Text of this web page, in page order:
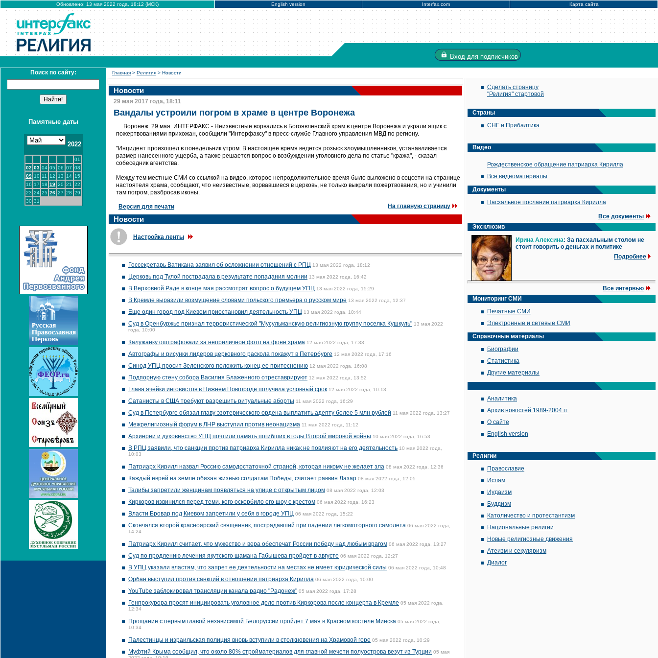
Обновлено: 13 мая 2022 года, 18:12 (МСК) English version Interfax.com Карта сайта
Вход для подписчиков
Поиск по сайту:
Памятные даты
2022
01
02 03 04 05 06 07 08
09 10 11 12 13 14 15
16 17 18 19 20 21
22
23 24 25 26 27 28 29
30 31
Главная > Религия > Новости
Новости
29 мая 2017 года, 18:11
Вандалы устроили погром в храме в центре Воронежа
Воронеж. 29 мая. ИНТЕРФАКС - Неизвестные ворвались в Богоявленский храм в центре Воронежа и украли ящик с
пожертвованиями прихожан, сообщили "Интерфаксу" в пресс-службе Главного управления МВД по региону.
"Инцидент произошел в понедельник утром. В настоящее время ведется розыск злоумышленников, устанавливается
размер нанесенного ущерба, а также решается вопрос о возбуждении уголовного дела по статье "кража", - сказал
собеседник агентства.
Между тем местные СМИ со ссылкой на видео, которое непродолжительное время было выложено в соцсети на странице
настоятеля храма, сообщают, что неизвестные, ворвавшиеся в церковь, не только выкрали пожертвования, но и учинили
там погром, разбросав иконы.
Версия для печати На главную страницу
Новости
Настройка ленты
Госсекретарь Ватикана заявил об осложнении отношений с РПЦ 13 мая 2022 года, 18:12
Церковь под Тулой пострадала в результате попадания молнии 13 мая 2022 года, 16:42
В Верховной Раде в конце мая рассмотрят вопрос о будущем УПЦ 13 мая 2022 года, 15:29
В Кремле выразили возмущение словами польского премьера о русском мире 13 мая 2022 года, 12:37
Еще один город под Киевом приостановил деятельность УПЦ 13 мая 2022 года, 10:44
Суд в Оренбуржье признал террористической "Мусульманскую религиозную группу поселка Кушкуль" 13 мая 2022
года, 10:00
Калужанку оштрафовали за неприличное фото на фоне храма 12 мая 2022 года, 17:33
Автографы и рисунки лидеров церковного раскола покажут в Петербурге 12 мая 2022 года, 17:16
Синод УПЦ просит Зеленского положить конец ее притеснению 12 мая 2022 года, 16:08
Подпорную стену собора Василия Блаженного отреставрируют 12 мая 2022 года, 13:52
Глава ячейки иеговистов в Нижнем Новгороде получила условный срок 12 мая 2022 года, 10:13
Сатанисты в США требуют разрешить ритуальные аборты 11 мая 2022 года, 16:29
Суд в Петербурге обязал главу эзотерического ордена выплатить адепту более 5 млн рублей 11 мая 2022 года, 13:27
Межрелигиозный форум в ЛНР выступил против неонацизма 11 мая 2022 года, 11:12
Архиереи и духовенство УПЦ почтили память погибших в годы Второй мировой войны 10 мая 2022 года, 16:53
В РПЦ заявили, что санкции против патриарха Кирилла никак не повлияют на его деятельность 10 мая 2022 года,
10:03
Патриарх Кирилл назвал Россию самодостаточной страной, которая никому не желает зла 08 мая 2022 года, 12:36
Каждый еврей на земле обязан жизнью солдатам Победы, считает раввин Лазар 08 мая 2022 года, 12:05
Талибы запретили женщинам появляться на улице с открытым лицом 08 мая 2022 года, 12:03
Киркоров извинился перед теми, кого оскорбило его шоу с крестом 06 мая 2022 года, 16:23
Власти Бровар под Киевом запретили у себя в городе УПЦ 06 мая 2022 года, 15:22
Скончался второй красноярский священник, пострадавший при падении легкомоторного самолета 06 мая 2022 года,
14:24
Патриарх Кирилл считает, что мужество и вера обеспечат России победу над любым врагом 06 мая 2022 года, 13:27
Суд по продлению лечения якутского шамана Габышева пройдет в августе 06 мая 2022 года, 12:27
В УПЦ указали властям, что запрет ее деятельности на местах не имеет юридической силы 06 мая 2022 года, 10:48
Орбан выступил против санкций в отношении патриарха Кирилла 06 мая 2022 года, 10:00
YouTube заблокировал трансляции канала радио "Радонеж" 05 мая 2022 года, 17:28
Генпрокурора просят инициировать уголовное дело против Киркорова после концерта в Кремле 05 мая 2022 года,
12:34
Прощание с первым главой независимой Белоруссии пройдет 7 мая в Красном костеле Минска 05 мая 2022 года,
10:34
Палестинцы и израильская полиция вновь вступили в столкновения на Храмовой горе 05 мая 2022 года, 10:29
Муфтий Крыма сообщил, что около 80% стройматериалов для главной мечети полуострова везут из Турции 05 мая
Сделать страницу
"Религия" стартовой
Страны
СНГ и Прибалтика
Видео
Рождественское обращение патриарха Кирилла
Все видеоматериалы
Документы
Пасхальное послание патриарха Кирилла
Все документы
Эксклюзив
Ирина Алексина: За пасхальным столом не
стоит говорить о деньгах и политике
Подробнее
Все интервью
Мониторинг СМИ
Печатные СМИ
Электронные и сетевые СМИ
Справочные материалы
Биографии
Статистика
Другие материалы
Аналитика
Архив новостей 1989-2004 гг.
О сайте
English version
Религии
Православие
Ислам
Иудаизм
Буддизм
Католичество и протестантизм
Национальные религии
Новые религиозные движения
Атеизм и секуляризм
Диалог